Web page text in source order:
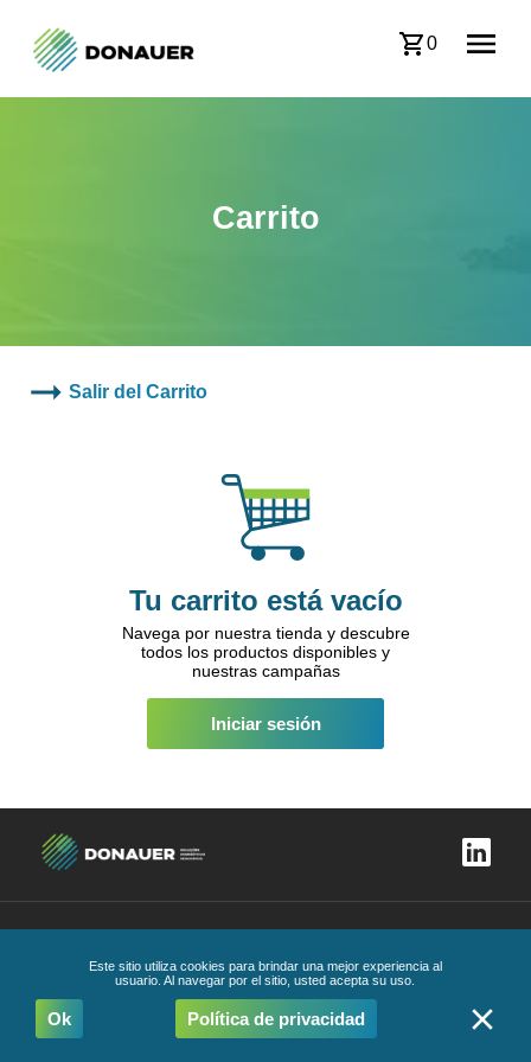
0
Carrito
Salir del Carrito
Tu carrito está vacío
Navega por nuestra tienda y descubre
todos los productos disponibles y
nuestras campañas
Iniciar sesión
Todos los derechos reservados 2026
Conducta
Este sitio utiliza cookies para brindar una mejor experiencia al
usuario. Al navegar por el sitio, usted acepta su uso.
Ok Política de privacidad